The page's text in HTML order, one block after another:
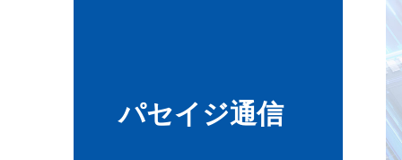
パセイジ通信